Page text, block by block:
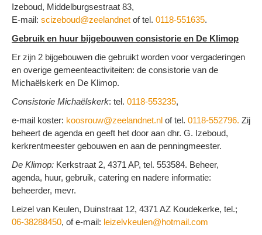
Izeboud, Middelburgsestraat 83,
E-mail: scizeboud@zeelandnet of tel. 0118-551635.
Gebruik en huur bijgebouwen consistorie en De Klimop
Er zijn 2 bijgebouwen die gebruikt worden voor vergaderingen
en overige ge­meen­teactiviteiten: de consistorie van de
Michaëlskerk en De Klimop.
Consistorie Michaëlskerk: tel. 0118-553235,
e-mail koster: koosrouw@zeelandnet.nl of tel. 0118-552796. Zij
beheert de agenda en geeft het door aan dhr. G. Izeboud,
kerkrentmeester gebouwen en aan de pen­ning­meester.
De Klimop: Kerkstraat 2, 4371 AP, tel. 553584. Beheer,
agenda, huur, gebruik, catering en nadere informatie:
beheerder, mevr.
Leizel van Keulen, Duinstraat 12, 4371 AZ Koudekerke, tel.;
06-38288450, of e-mail: leizelvkeulen@hotmail.com